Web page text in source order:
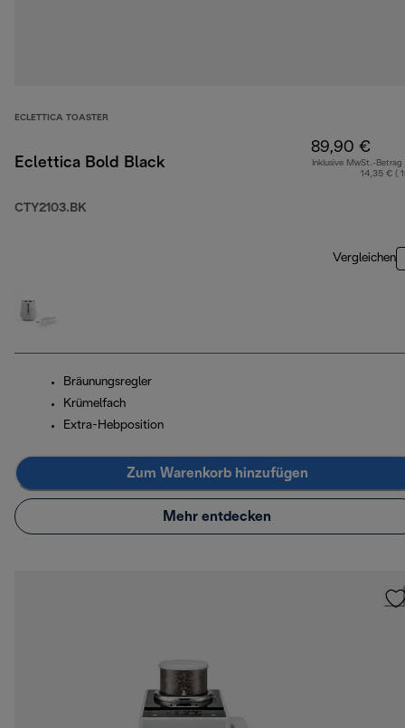
ECLETTICA TOASTER
Eclettica Bold Black
CTY2103.BK
89,90 €
Inklusive MwSt.-Betrag
14,35 € (
Vergleichen
Bräunungsregler
Krümelfach
Extra-Hebposition
Zum Warenkorb hinzufügen
Mehr entdecken